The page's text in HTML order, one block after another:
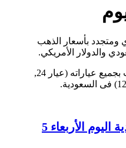
ومتجدد بأسعار الذهب
والدولار الأمريكي.
ويشمل هذا التقرير أسعار الذهب بجميع عياراته (عيار 24,
أسعار الذهب في السعودية اليوم الأربعاء 5